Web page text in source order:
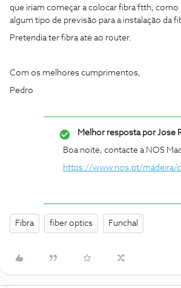
que iriam começar a colocar fibra ftth, como
algum tipo de previsão para a instalação da
Pretendia ter fibra até ao router.
Com os melhores cumprimentos,
Pedro
Melhor resposta porJose
Boa noite, contacte a NOS
https://www.nos.pt/madeira/
Fibra fiber optics Funchal